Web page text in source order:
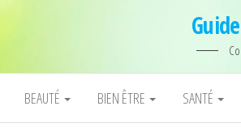
BEAUTÉ BIEN ÊTRE SANTÉ